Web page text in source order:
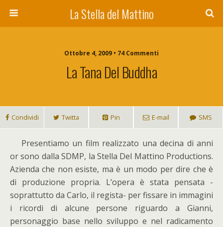
La Stella del Mattino
Ottobre 4, 2009 • 74 Commenti
La Tana Del Buddha
Condividi Twitta Pin E-mail SMS
Presentiamo un film realizzato una decina di anni
or sono dalla SDMP, la Stella Del Mattino Productions.
Azienda che non esiste, ma è un modo per dire che è
di produzione propria. L’opera è stata pensata -
soprattutto da Carlo, il regista- per fissare in immagini
i ricordi di alcune persone riguardo a Gianni,
personaggio base nello sviluppo e nel radicamento